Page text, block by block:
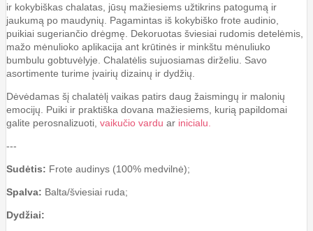
ir kokybiškas chalatas, jūsų mažiesiems užtikrins patogumą ir
jaukumą po maudynių. Pagamintas iš kokybiško frote audinio,
puikiai sugeriančio drėgmę. Dekoruotas šviesiai rudomis detelėmis,
mažo mėnulioko aplikacija ant krūtinės ir minkštu mėnuliuko
bumbulu gobtuvėlyje. Chalatėlis sujuosiamas dirželiu. Savo
asortimente turime įvairių dizainų ir dydžių.
Dėvėdamas šį chalatėlį vaikas patirs daug žaismingų ir malonių
emocijų. Puiki ir praktiška dovana mažiesiems, kurią papildomai
galite perosnalizuoti, vaikučio vardu ar inicialu.
---
Sudėtis: Frote audinys (100% medvilnė);
Spalva: Balta/šviesiai ruda;
Dydžiai: